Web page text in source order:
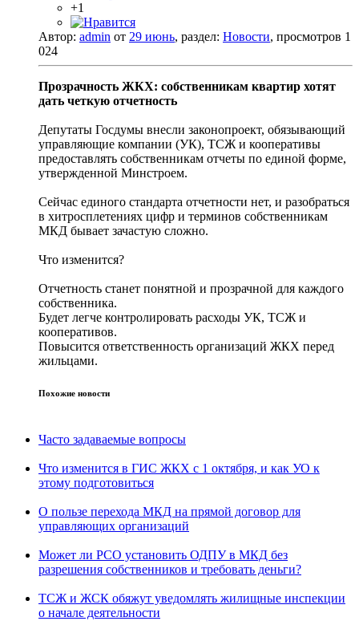
+1
Автор: admin от 29 июнь, раздел: Новости, просмотров 1
024
Прозрачность ЖКХ: собственникам квартир хотят
дать четкую отчетность
Депутаты Госдумы внесли законопроект, обязывающий
управляющие компании (УК), ТСЖ и кооперативы
предоставлять собственникам отчеты по единой форме,
утвержденной Минстроем.
Сейчас единого стандарта отчетности нет, и разобраться
в хитросплетениях цифр и терминов собственникам
МКД бывает зачастую сложно.
Что изменится?
Отчетность станет понятной и прозрачной для каждого
собственника.
Будет легче контролировать расходы УК, ТСЖ и
кооперативов.
Повысится ответственность организаций ЖКХ перед
жильцами.
Похожие новости
Часто задаваемые вопросы
Что изменится в ГИС ЖКХ с 1 октября, и как УО к
этому подготовиться
О пользе перехода МКД на прямой договор для
управляющих организаций
Может ли РСО установить ОДПУ в МКД без
разрешения собственников и требовать деньги?
ТСЖ и ЖСК обяжут уведомлять жилищные инспекции
о начале деятельности